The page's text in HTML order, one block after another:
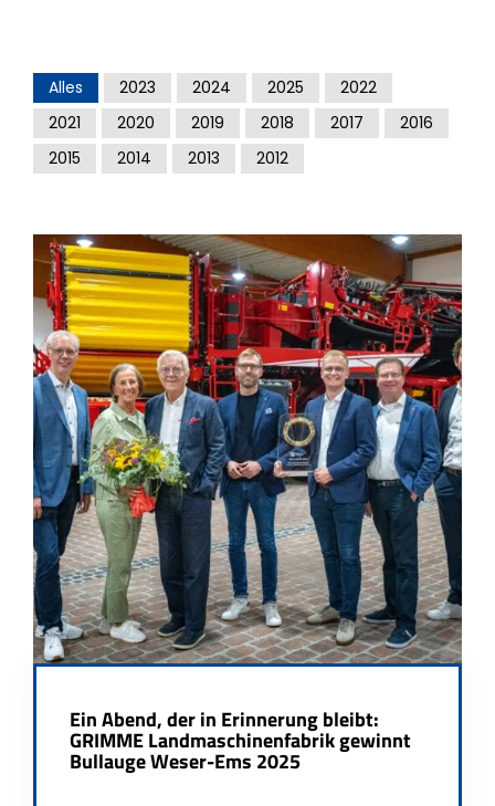
Alles 2023 2024 2025
2022
2021
2020 2019 2018 2017
2016
2015
2014 2013 2012
Ein Abend, der in Erinnerung bleibt:
GRIMME Landmaschinenfabrik gewinnt
Bullauge Weser-Ems 2025